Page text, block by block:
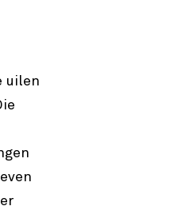
uilen